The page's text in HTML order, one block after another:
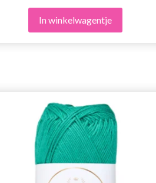
In winkelwagentje